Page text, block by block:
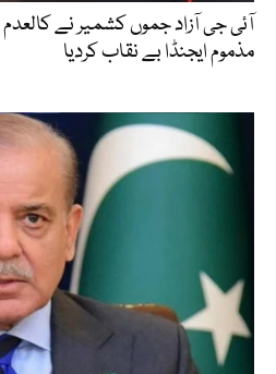
آئی جی آزاد جموں کشمیر نے
مذموم ایجنڈا بے نقاب کردیا